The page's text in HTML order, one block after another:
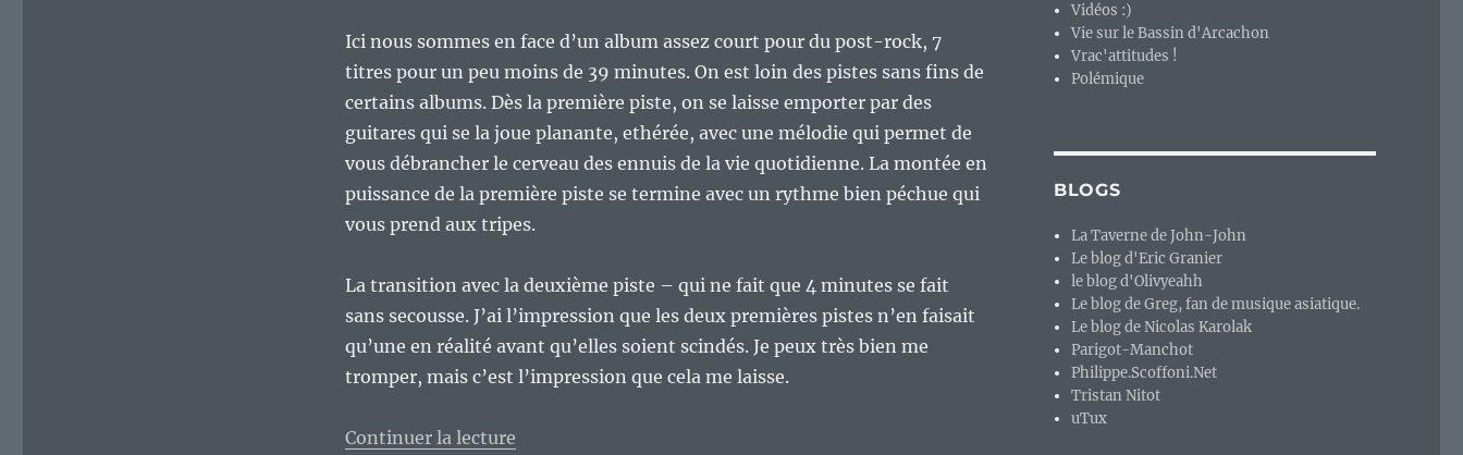
Ici nous sommes en face d’un album assez court pour du post-rock, 7
titres pour un peu moins de 39 minutes. On est loin des pistes sans fins de
certains albums. Dès la première piste, on se laisse emporter par des
guitares qui se la joue planante, ethérée, avec une mélodie qui permet de
vous débrancher le cerveau des ennuis de la vie quotidienne. La montée en
puissance de la première piste se termine avec un rythme bien péchue qui
vous prend aux tripes.
La transition avec la deuxième piste – qui ne fait que 4 minutes se fait
sans secousse. J’ai l’impression que les deux premières pistes n’en faisait
qu’une en réalité avant qu’elles soient scindés. Je peux très bien me
tromper, mais c’est l’impression que cela me laisse.
Continuer la lecturede « « Slow Ascent Melancholia » des Parqks : du post-rock instrumental un brin planant et Aquitain
Vidéos :)
Vie sur le Bassin d'Arcachon
Vrac'attitudes !
Polémique
BLOGS
La Taverne de John-John
Le blog d'Eric Granier
le blog d'Olivyeahh
Le blog de Greg, fan de musique asiatique.
Le blog de Nicolas Karolak
Parigot-Manchot
Philippe.Scoffoni.Net
Tristan Nitot
uTux